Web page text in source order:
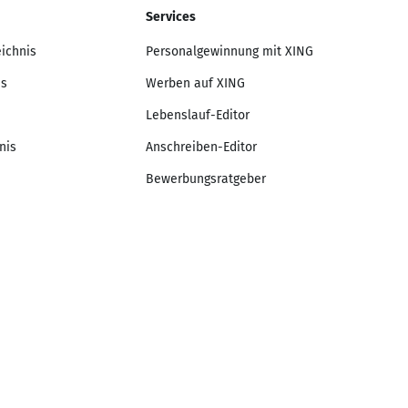
Services
Personalgewinnung mit XING
Werben auf XING
Lebenslauf-Editor
Anschreiben-Editor
Bewerbungsratgeber